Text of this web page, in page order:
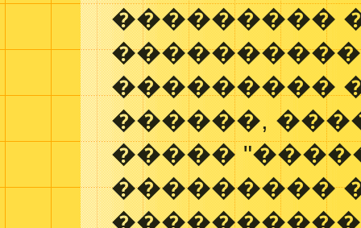
���������
���������
������,
�����
���������